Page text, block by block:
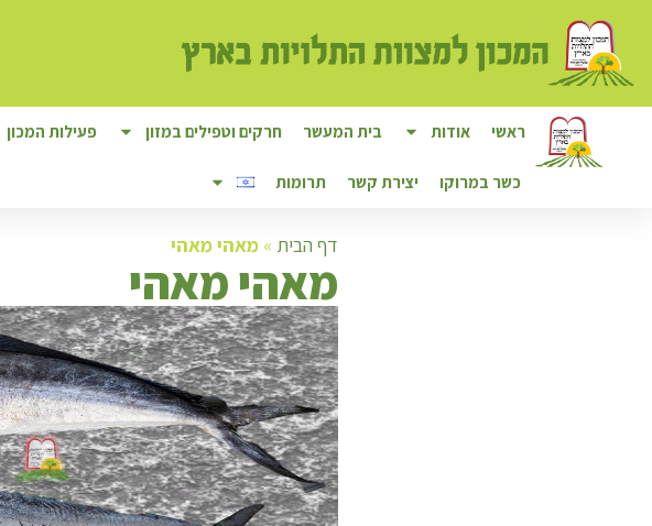
ראשי אודות בית המעשר חרקים וטפילים במזון פעילות המכון
כשר במרוקו יצירת קשר תרומות
דף הבית » מאהי מאהי
מאהי מאהי